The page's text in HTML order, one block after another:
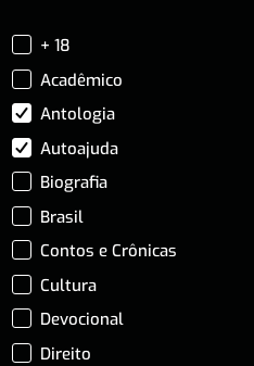
+ 18
Acadêmico
Antologia
Autoajuda
Biografia
Brasil
Contos e Crônicas
Cultura
Devocional
Direito